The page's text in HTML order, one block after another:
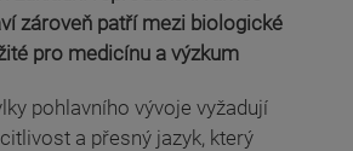
zároveň patří mezi biologické
pro medicínu a výzkum
pohlavního vývoje vyžadují
a přesný jazyk, který